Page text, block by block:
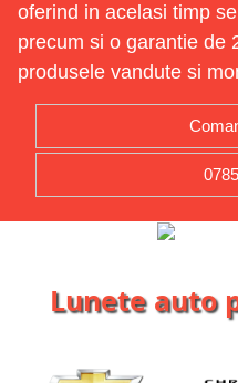
oferind in acelasi timp
precum si o garantie de
produsele vandute si
Lunete auto